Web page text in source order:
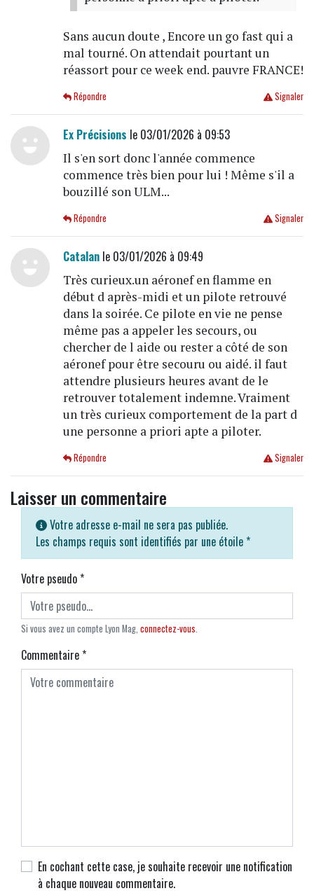
Sans aucun doute , Encore un go fast qui a
mal tourné. On attendait pourtant un
réassort pour ce week end. pauvre FRANCE!
Signaler
Répondre
Ex Précisions le 03/01/2026 à 09:53
Il s'en sort donc l'année commence
commence très bien pour lui ! Même s'il a
bouzillé son ULM...
Signaler
Répondre
Catalanle 03/01/2026 à 09:49
Très curieux.un aéronef en flamme en
début d après-midi et un pilote retrouvé
dans la soirée. Ce pilote en vie ne pense
même pas a appeler les secours, ou
chercher de l aide ou rester a côté de son
aéronef pour être secouru ou aidé. il faut
attendre plusieurs heures avant de le
retrouver totalement indemne. Vraiment
un très curieux comportement de la part d
une personne a priori apte a piloter.
Signaler
Répondre
Laisser un commentaire
Votre adresse e-mail ne sera pas publiée.
Les champs requis sont identifiés par une étoile *
Votre pseudo*
Si vous avez un compte Lyon Mag, connectez-vous.
Commentaire*
En cochant cette case, je souhaite recevoir une notification
à chaque nouveau commentaire.